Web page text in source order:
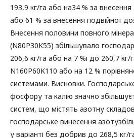
193,9 кг/га або на34 % за внесення
або 61 % за внесення подвійної
Внесення половини повного
(N80P30K55) збільшувало
206,6 кг/га або на 7 %і до 260,7 кг/
N160P60K110 або на 12 %
системами. Висновки.
фосфору та калію значно
систем, що містять азотну
господарське винесення
у варіанті без добрив до 268,5 кг/